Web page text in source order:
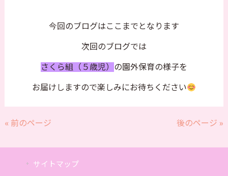
今回のブログはここまでとなります
次回のブログでは
さくら組（５歳児） の園外保育の様子を
お届けしますので楽しみにお待ちください
« 前のページ 後のページ »
サイトマップ